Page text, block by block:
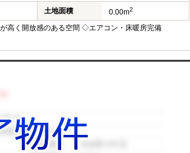
土地面積 0.00m2
高く開放感のある空間 ◇エアコン・床暖房完備